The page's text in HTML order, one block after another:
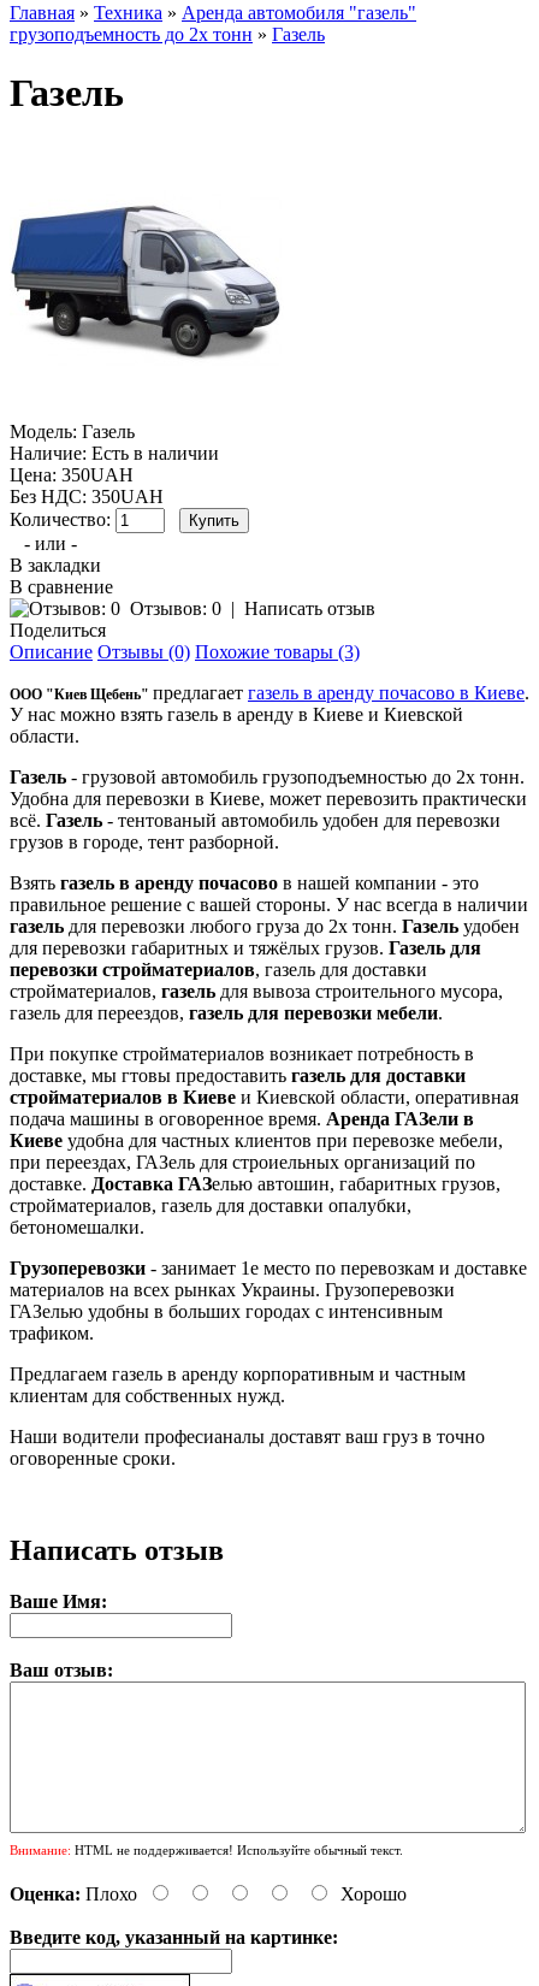
Главная » Техника » Аренда автомобиля "газель"
грузоподъемность до 2х тонн » Газель
Газель
Модель: Газель
Наличие: Есть в наличии
Цена: 350UAH
Без НДС: 350UAH
Количество:
- или -
В закладки
В сравнение
Отзывов: 0 | Написать отзыв
Поделиться
Описание Отзывы (0) Похожие товары (3)
ООО "Киев Щебень" предлагает газель в аренду почасово в Киеве.
У нас можно взять газель в аренду в Киеве и Киевской
области.
Газель - грузовой автомобиль грузоподъемностью до 2х тонн.
Удобна для перевозки в Киеве, может перевозить практически
всё. Газель - тентованый автомобиль удобен для перевозки
грузов в городе, тент разборной.
Взять газель в аренду почасово в нашей компании - это
правильное решение с вашей стороны. У нас всегда в наличии
газель для перевозки любого груза до 2х тонн. Газель удобен
для перевозки габаритных и тяжёлых грузов. Газель для
перевозки стройматериалов, газель для доставки
стройматериалов, газель для вывоза строительного мусора,
газель для переездов, газель для перевозки мебели.
При покупке стройматериалов возникает потребность в
доставке, мы гтовы предоставить газель для доставки
стройматериалов в Киеве и Киевской области, оперативная
подача машины в оговоренное время. Аренда ГАЗели в
Киеве удобна для частных клиентов при перевозке мебели,
при переездах, ГАЗель для строиельных организаций по
доставке. Доставка ГАЗелью автошин, габаритных грузов,
стройматериалов, газель для доставки опалубки,
бетономешалки.
Грузоперевозки - занимает 1е место по перевозкам и доставке
материалов на всех рынках Украины. Грузоперевозки
ГАЗелью удобны в больших городах с интенсивным
трафиком.
Предлагаем газель в аренду корпоративным и частным
клиентам для собственных нужд.
Наши водители професианалы доставят ваш груз в точно
оговоренные сроки.
Написать отзыв
Ваше Имя:
Ваш отзыв:
Внимание: HTML не поддерживается! Используйте обычный текст.
Оценка: Плохо Хорошо
Введите код, указанный на картинке: